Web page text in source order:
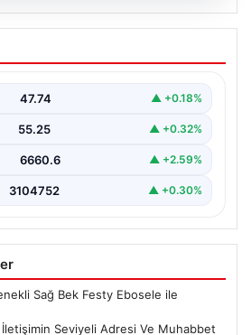
Dijital İletişimin Seviyeli
Deneyimi
barındırmaktadır. Halen
47.74 ▲ +0.18%
55.25 ▲ +0.32%
6660.6 ▲ +2.59%
3104752 ▲ +0.30%
Sağ Bek Festy Ebosele ile
Seviyeli Adresi Ve Muhabbet